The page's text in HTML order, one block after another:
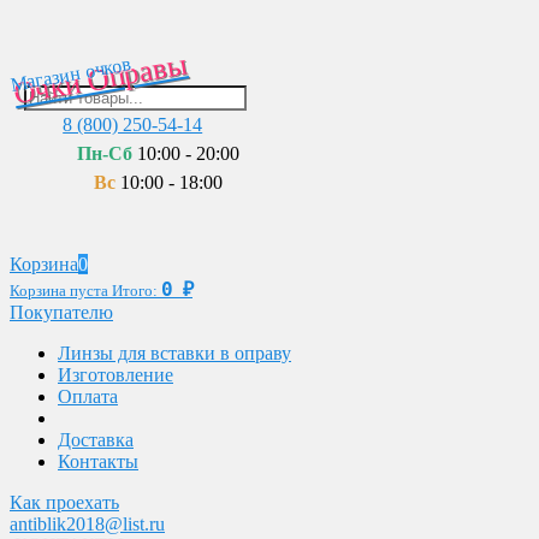
Очки Оправы
Магазин очков
8 (800) 250-54-14
Пн-Сб 10:00 - 20:00
Вс 10:00 - 18:00
Корзина0
Корзина пуста Итого: 0 ₽
Покупателю
Линзы для вставки в оправу
Изготовление
Оплата
Доставка
Контакты
Как проехать
antiblik2018@list.ru